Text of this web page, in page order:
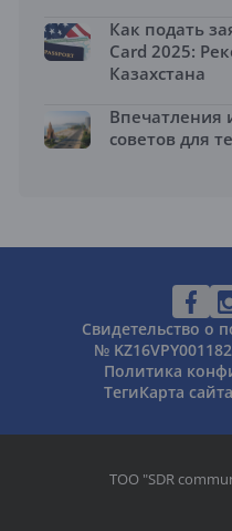
Как подать
Card 2025:
Казахстана
Впечатления
советов для
Свидетельство о
№
Политика
ТегиКарта сайта
ТОО "SDR